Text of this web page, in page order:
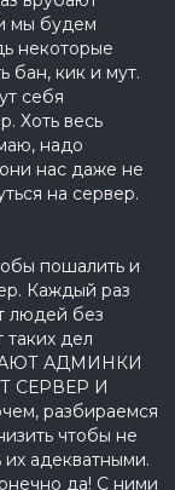
мы будем
некоторые
бан, кик и мут.
себя
Хоть весь
надо
они нас даже не
на сервер.
пошалить и
Каждый раз
людей без
дел
АДМИНКИ
СЕРВЕР И
разбираемся
чтобы не
адекватными.
да! С ними